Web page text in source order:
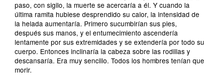
paso, con sigilo, la muerte se acercaría a él. Y cuando la
última ramita hubiese desprendido su calor, la intensidad de
la helada aumentaría. Primero sucumbirían sus pies,
después sus manos, y el entumecimiento ascendería
lentamente por sus extremidades y se extendería por todo su
cuerpo. Entonces inclinaría la cabeza sobre las rodillas y
descansaría. Era muy sencillo. Todos los hombres tenían que
morir.